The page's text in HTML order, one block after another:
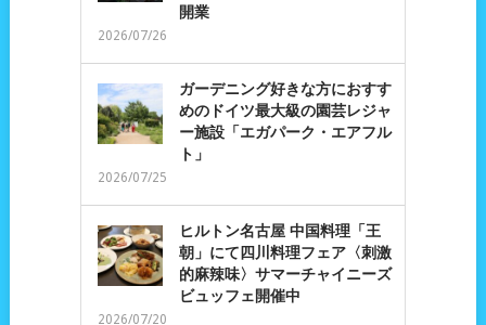
開業
2026/07/26
ガーデニング好きな方におすす
めのドイツ最大級の園芸レジャ
ー施設「エガパーク・エアフル
ト」
2026/07/25
ヒルトン名古屋 中国料理「王
朝」にて四川料理フェア〈刺激
的麻辣味〉サマーチャイニーズ
ビュッフェ開催中
2026/07/20